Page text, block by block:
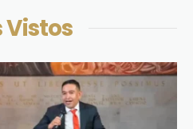
Vistos